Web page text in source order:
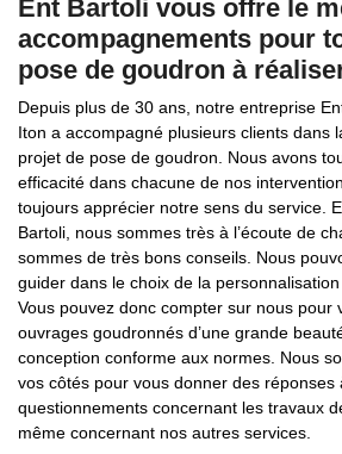
Ent Bartoli vous offre le
accompagnements pour
pose de goudron à
Depuis plus de 30 ans, notre entreprise
Iton a accompagné plusieurs clients dans
projet de pose de goudron. Nous avons
efficacité dans chacune de nos
toujours apprécier notre sens du service.
Bartoli, nous sommes très à l’écoute de
sommes de très bons conseils. Nous
guider dans le choix de la
Vous pouvez donc compter sur nous pour
ouvrages goudronnés d’une grande
conception conforme aux normes. Nous
vos côtés pour vous donner des réponses
questionnements concernant les travaux
même concernant nos autres services.